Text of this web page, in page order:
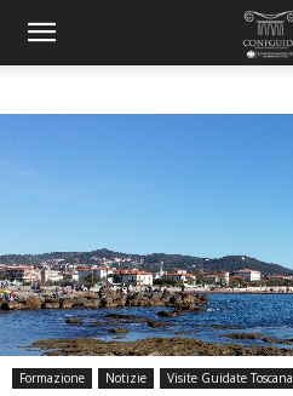
Formazione Notizie Visite Guidate Toscana